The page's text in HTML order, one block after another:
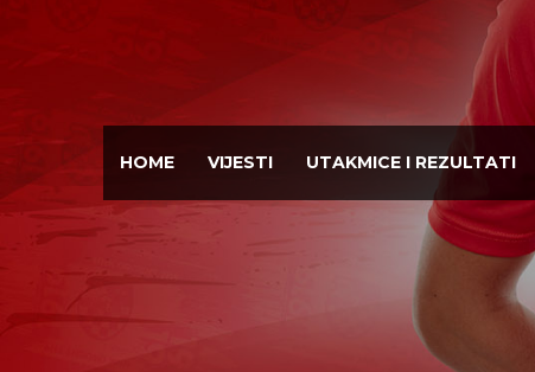
HOME VIJESTI UTAKMICE I REZULTATI